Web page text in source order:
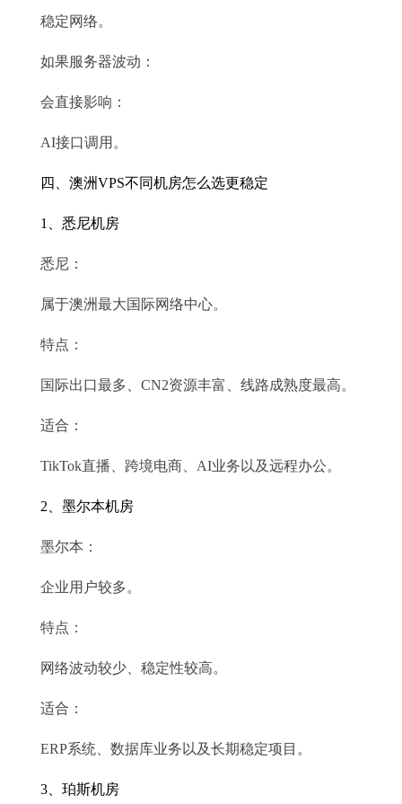
稳定网络。
如果服务器波动：
会直接影响：
AI接口调用。
四、澳洲VPS不同机房怎么选更稳定
1、悉尼机房
悉尼：
属于澳洲最大国际网络中心。
特点：
国际出口最多、CN2资源丰富、线路成熟度最高。
适合：
TikTok直播、跨境电商、AI业务以及远程办公。
2、墨尔本机房
墨尔本：
企业用户较多。
特点：
网络波动较少、稳定性较高。
适合：
ERP系统、数据库业务以及长期稳定项目。
3、珀斯机房